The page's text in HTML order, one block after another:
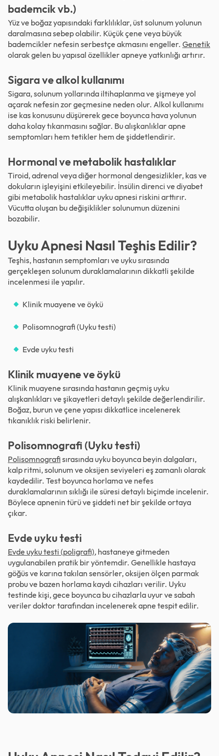
bademcik vb.)
Yüz ve boğaz yapısındaki farklılıklar, üst solunum yolunun
daralmasına sebep olabilir. Küçük çene veya büyük
bademcikler nefesin serbestçe akmasını engeller. Genetik
olarak gelen bu yapısal özellikler apneye yatkınlığı artırır.
Sigara ve alkol kullanımı
Sigara, solunum yollarında iltihaplanma ve şişmeye yol
açarak nefesin zor geçmesine neden olur. Alkol kullanımı
ise kas konusunu düşürerek gece boyunca hava yolunun
daha kolay tıkanmasını sağlar. Bu alışkanlıklar apne
semptomları hem tetikler hem de şiddetlendirir.
Hormonal ve metabolik hastalıklar
Tiroid, adrenal veya diğer hormonal dengesizlikler, kas ve
dokuların işleyişini etkileyebilir. İnsülin direnci ve diyabet
gibi metabolik hastalıklar uyku apnesi riskini arttırır.
Vücutta oluşan bu değişiklikler solunumun düzenini
bozabilir.
Uyku Apnesi Nasıl Teşhis Edilir?
Teşhis, hastanın semptomları ve uyku sırasında
gerçekleşen solunum duraklamalarının dikkatli şekilde
incelenmesi ile yapılır.
Klinik muayene ve öykü
Polisomnografi (Uyku testi)
Evde uyku testi
Klinik muayene ve öykü
Klinik muayene sırasında hastanın geçmiş uyku
alışkanlıkları ve şikayetleri detaylı şekilde değerlendirilir.
Boğaz, burun ve çene yapısı dikkatlice incelenerek
tıkanıklık riski belirlenir.
Polisomnografi (Uyku testi)
Polisomnografisırasında uyku boyunca beyin dalgaları,
kalp ritmi, solunum ve oksijen seviyeleri eş zamanlı olarak
kaydedilir. Test boyunca horlama ve nefes
duraklamalarının sıklığı ile süresi detaylı biçimde incelenir.
Böylece apnenin türü ve şiddeti net bir şekilde ortaya
çıkar.
Evde uyku testi
Evde uyku testi (poligrafi), hastaneye gitmeden
uygulanabilen pratik bir yöntemdir. Genellikle hastaya
göğüs ve karına takılan sensörler, oksijen ölçen parmak
probu ve bazen horlama kaydı cihazları verilir. Uyku
testinde kişi, gece boyunca bu cihazlarla uyur ve sabah
veriler doktor tarafından incelenerek apne tespit edilir.